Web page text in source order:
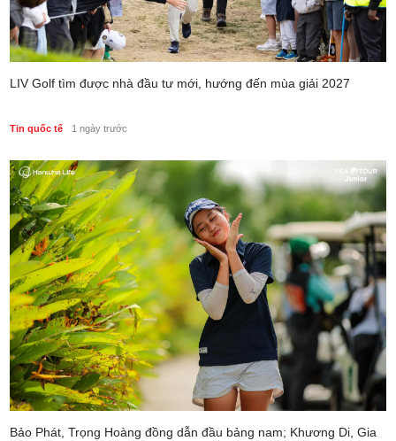
LIV Golf tìm được nhà đầu tư mới, hướng đến mùa giải 2027
Tin quốc tế 1 ngày trước
Bảo Phát, Trọng Hoàng đồng dẫn đầu bảng nam; Khương Di, Gia